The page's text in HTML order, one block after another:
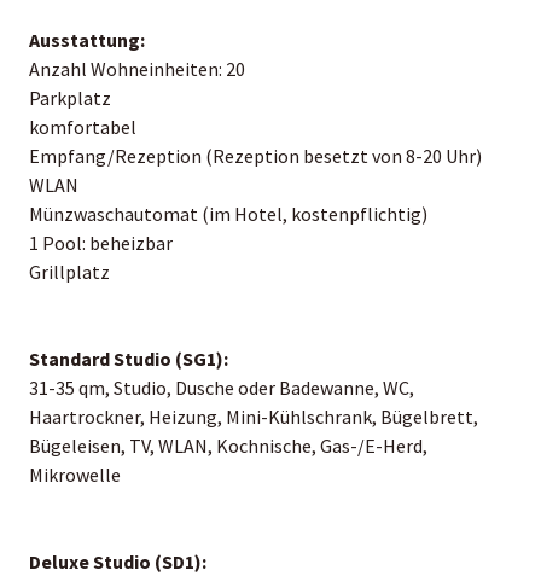
Ausstattung:
Anzahl Wohneinheiten: 20
Parkplatz
komfortabel
Empfang/Rezeption (Rezeption besetzt von 8-20 Uhr)
WLAN
Münzwaschautomat (im Hotel, kostenpflichtig)
1 Pool: beheizbar
Grillplatz
Standard Studio (SG1):
31-35 qm, Studio, Dusche oder Badewanne, WC,
Haartrockner, Heizung, Mini-Kühlschrank, Bügelbrett,
Bügeleisen, TV, WLAN, Kochnische, Gas-/E-Herd,
Mikrowelle
Deluxe Studio (SD1):